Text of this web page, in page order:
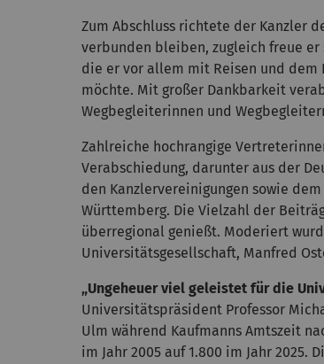
Zum Abschluss richtete der Kanzler
verbunden bleiben, zugleich freue er
die er vor allem mit Reisen und dem
möchte. Mit großer Dankbarkeit
Wegbegleiterinnen und
Zahlreiche hochrangige
Verabschiedung, darunter aus der
den Kanzlervereinigungen sowie
Württemberg. Die Vielzahl der
überregional genießt. Moderiert
Universitätsgesellschaft, Manfred
„Ungeheuer viel geleistet für die
Universitätspräsident Professor
Ulm während Kaufmanns Amtszeit
im Jahr 2005 auf 1.800 im Jahr 2025.